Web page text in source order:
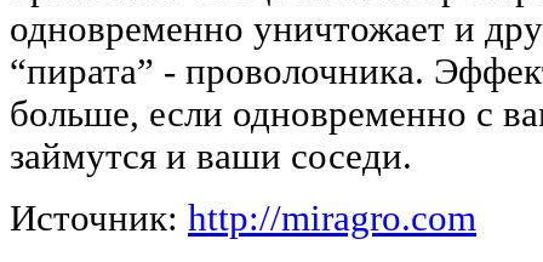
одновременно уничтожает и
“пирата” - проволочника.
больше, если одновременно с
займутся и ваши соседи.
Источник: http://miragro.com